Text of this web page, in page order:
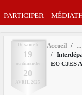
PARTICIPER
Du samedi
19
au dimanche
20
AVRIL 2025
Accueil
EO CJES